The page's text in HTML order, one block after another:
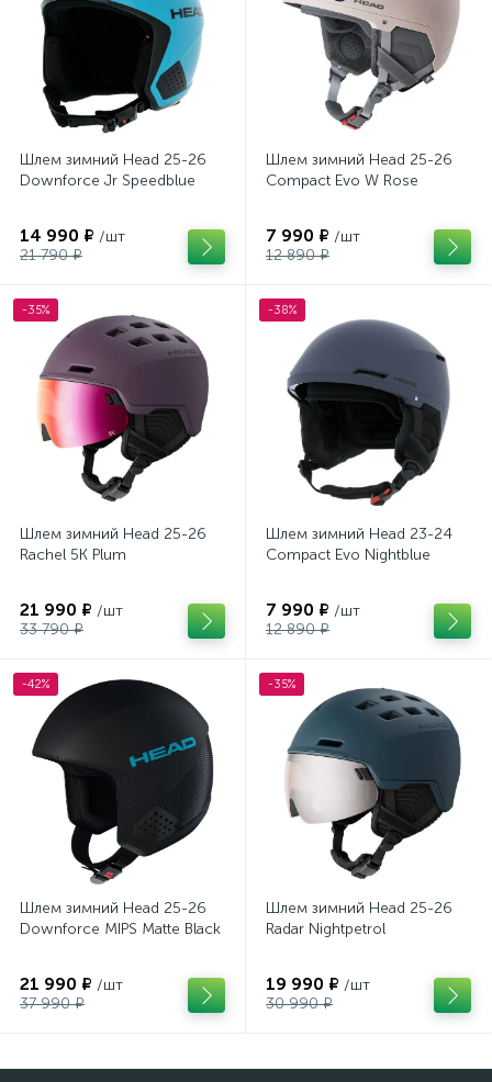
Шлем зимний Head 25-26
Downforce Jr Speedblue
14 990 ₽ /шт
21 790 ₽
Шлем зимний Head 25-26
Compact Evo W Rose
7 990 ₽ /шт
12 890 ₽
-35%
Шлем зимний Head 25-26
Rachel 5K Plum
21 990 ₽ /шт
33 790 ₽
-38%
Шлем зимний Head 23-24
Compact Evo Nightblue
7 990 ₽ /шт
12 890 ₽
-42%
Шлем зимний Head 25-26
Downforce MIPS Matte Black
21 990 ₽ /шт
37 990 ₽
-35%
Шлем зимний Head 25-26
Radar Nightpetrol
19 990 ₽ /шт
30 990 ₽